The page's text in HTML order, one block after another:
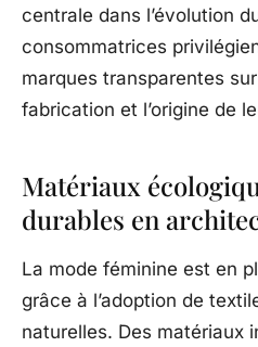
centrale dans l’évolution
consommatrices
marques transparentes
fabrication et l’origine de
Matériaux
durables en
La mode féminine est en
grâce à l’adoption de
naturelles. Des matériaux